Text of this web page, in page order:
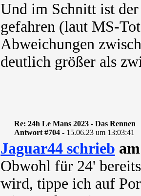
Und im Schnitt ist
gefahren (laut MS-
Abweichungen
deutlich größer als
Re: 24h Le Mans 2023 - Das Rennen
Antwort #704 - 15.06.23 um 13:03:41
Jaguar44 schrieb
Obwohl für 24'
wird, tippe ich auf